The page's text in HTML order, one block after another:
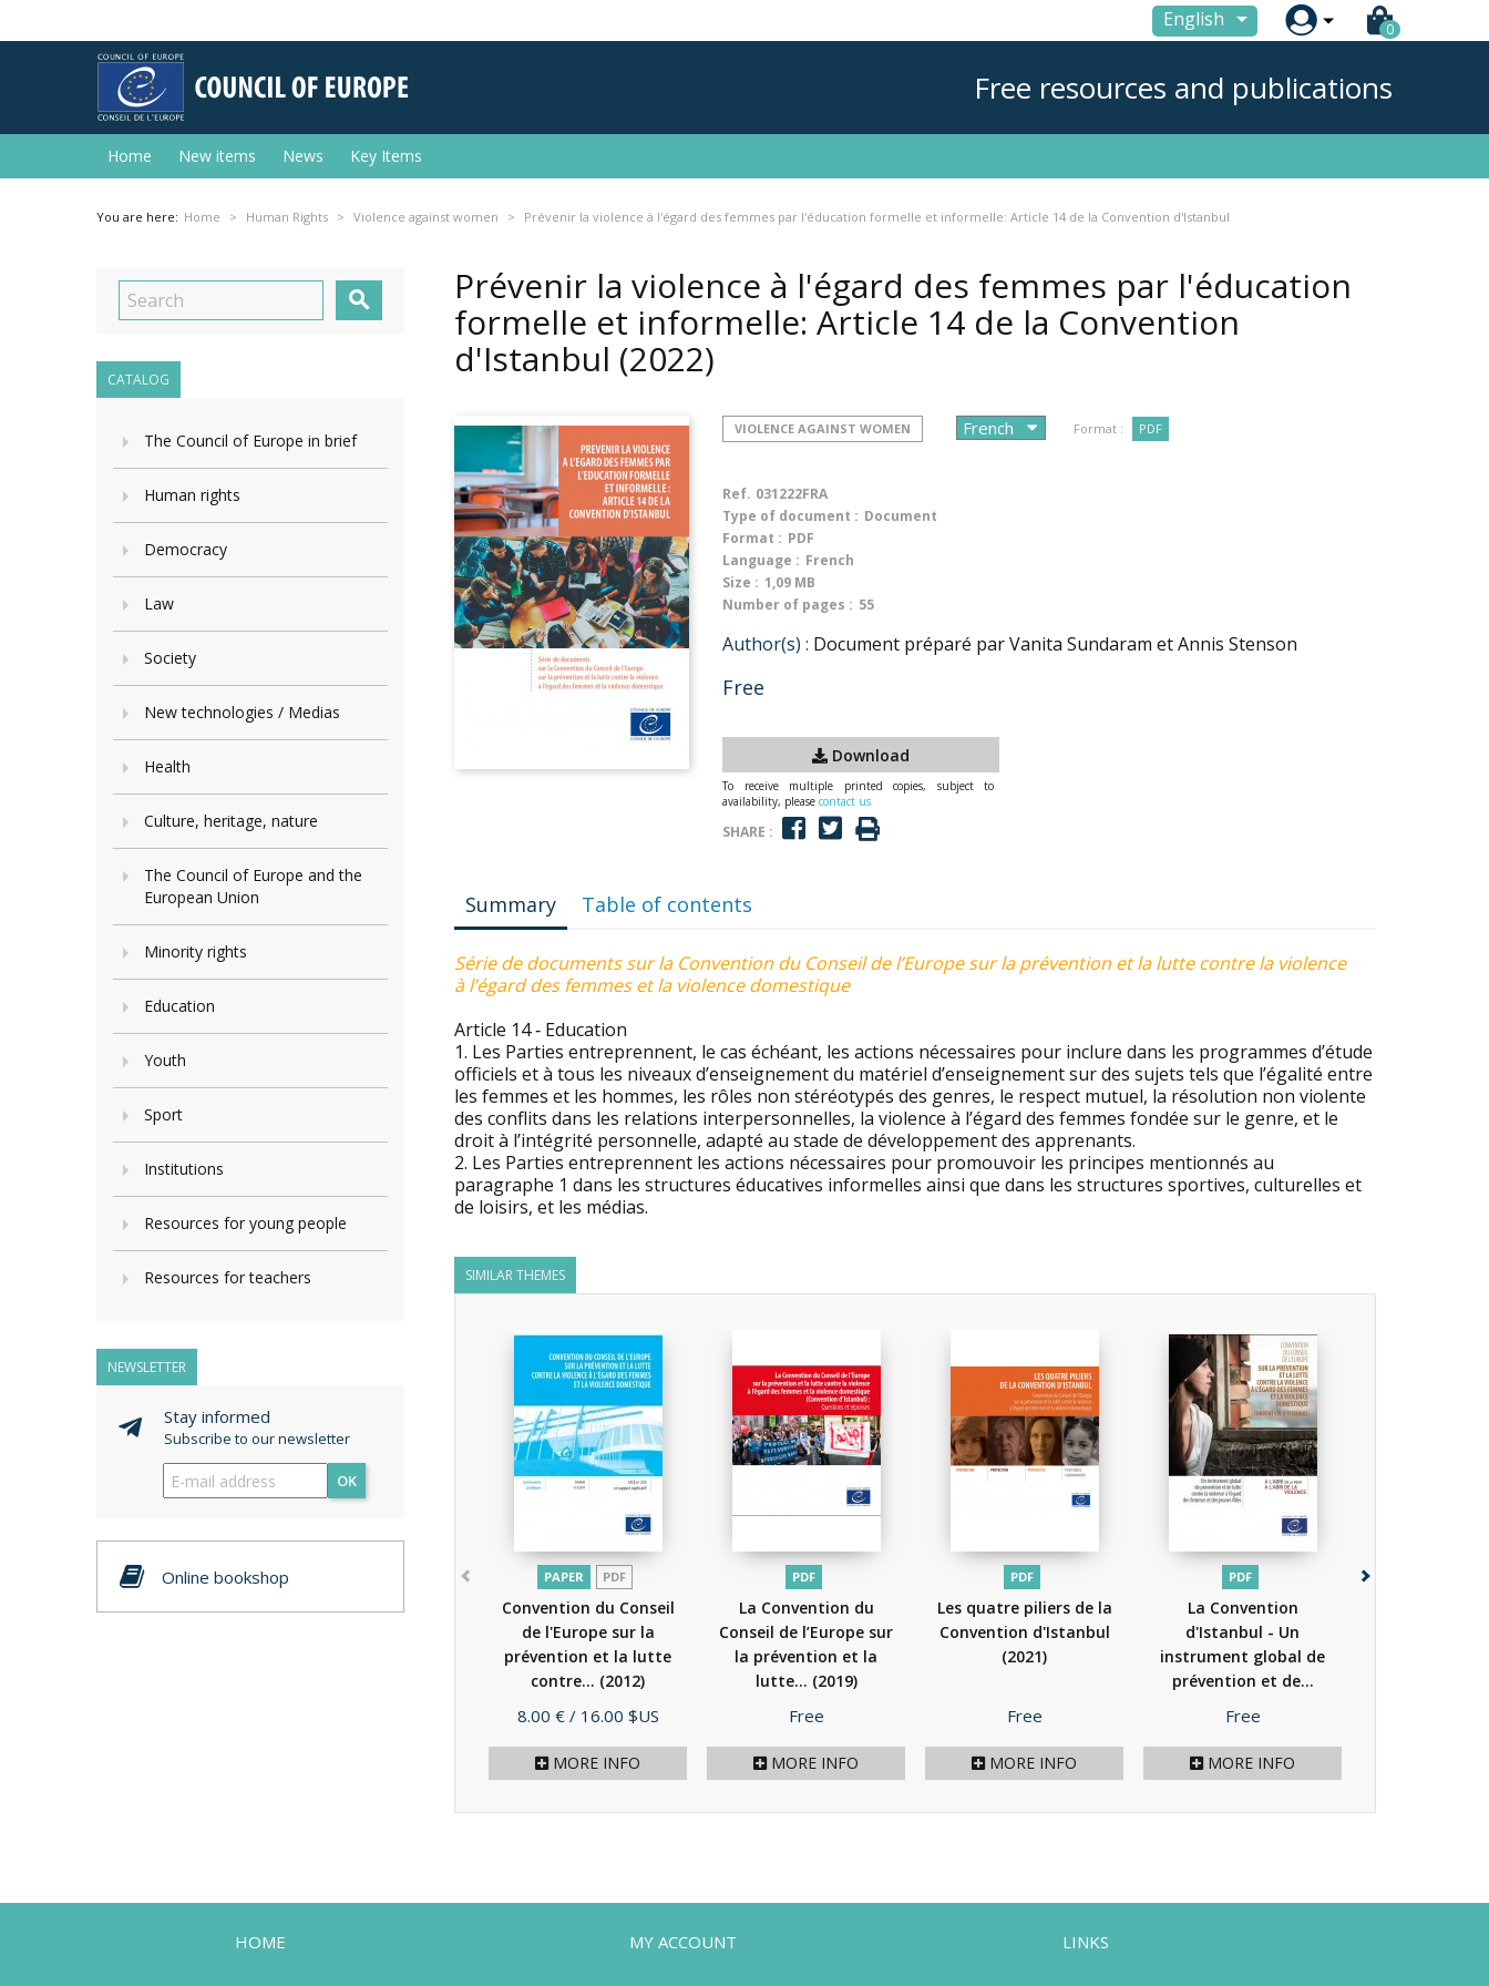
English  0
Free resources and publications
Home New items News Key Items
You are here: Home Human Rights Violence against women Prévenir la violence à l'égard des femmes par l'éducation formelle et informelle: Article 14 de la Convention d'Istanbul

CATALOG
The Council of Europe in brief
Human rights
Democracy
Law
Society
New technologies / Medias
Health
Culture, heritage, nature
The Council of Europe and the
European Union
Minority rights
Education
Youth
Sport
Institutions
Resources for young people
Resources for teachers
NEWSLETTER
Stay informed
Subscribe to our newsletter
OK
Online bookshop
Prévenir la violence à l'égard des femmes par l'éducation
formelle et informelle: Article 14 de la Convention
d'Istanbul (2022)
VIOLENCE AGAINST WOMEN Format : PDF
Ref. 031222FRA
Type of document : Document
Format : PDF
Language : French
Size : 1,09 MB
Number of pages : 55
Author(s) : Document préparé par Vanita Sundaram et Annis Stenson
Free
Download
To receive multiple printed copies, subject to
availability, please contact us
SHARE :
Summary Table of contents
Série de documents sur la Convention du Conseil de l’Europe sur la prévention et la lutte contre la violence
à l’égard des femmes et la violence domestique
Article 14 ‑ Education
1. Les Parties entreprennent, le cas échéant, les actions nécessaires pour inclure dans les programmes d’étude
officiels et à tous les niveaux d’enseignement du matériel d’enseignement sur des sujets tels que l’égalité entre
les femmes et les hommes, les rôles non stéréotypés des genres, le respect mutuel, la résolution non violente
des conflits dans les relations interpersonnelles, la violence à l’égard des femmes fondée sur le genre, et le
droit à l’intégrité personnelle, adapté au stade de développement des apprenants.
2. Les Parties entreprennent les actions nécessaires pour promouvoir les principes mentionnés au
paragraphe 1 dans les structures éducatives informelles ainsi que dans les structures sportives, culturelles et
de loisirs, et les médias.
SIMILAR THEMES
PAPER PDF
Convention du Conseil
de l'Europe sur la
prévention et la lutte
contre... (2012)
Price
8.00 € / 16.00 $US
MORE INFO
PDF
La Convention du
Conseil de l’Europe sur
la prévention et la
lutte... (2019)
Price
Free
MORE INFO
PDF
Les quatre piliers de la
Convention d'Istanbul
(2021)
Price
Free
MORE INFO
PDF
La Convention
d'Istanbul - Un
instrument global de
prévention et de...
Price
Free
MORE INFO
HOME MY ACCOUNT LINKS